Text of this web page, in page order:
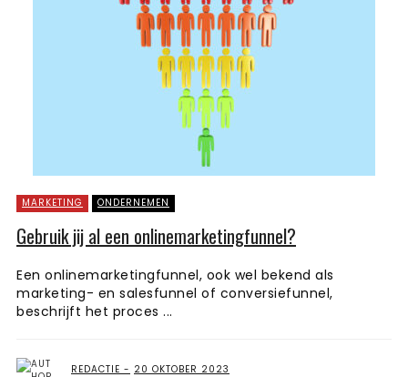
MARKETING ONDERNEMEN
Gebruik jij al een onlinemarketingfunnel?
Een onlinemarketingfunnel, ook wel bekend als
marketing- en salesfunnel of conversiefunnel,
beschrijft het proces ...
REDACTIE 20 OKTOBER 2023